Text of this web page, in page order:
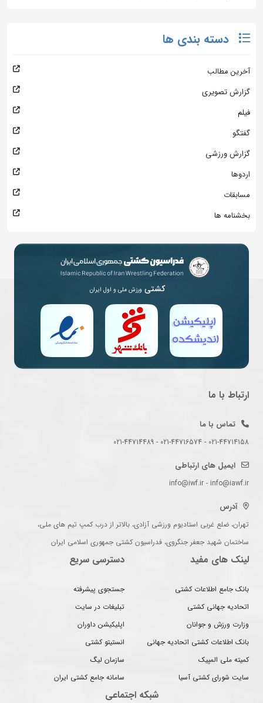
دسته بندی ها
آخرین مطالب
گزارش تصویری
فیلم
گفتگو
گزارش ورزشی
اردوها
مسابقات
بخشنامه ها
کشتی ورزش ملی و اول ایران
ارتباط با ما
تماس با ما
021-44714158 - 021-44716574 - 021-44714489
ایمیل های ارتباطی
info@iwf.ir - info@iawf.ir
آدرس
تهران، ضلع غربی استادیوم ورزشی آزادی، بالاتر از درب کمپ تیم های ملی،
ساختمان شهید جعفر جنگروی، فدراسیون کشتی جمهوری اسلامی ایران
لینک های مفید
بانک جامع اطلاعات کشتی
اتحادیه جهانی کشتی
وزارت ورزش و جوانان
بانک اطلاعات کشتی اتحادیه جهانی
کمیته ملی المپیک
سایت شورای کشتی آسیا
دسترسی سریع
جستجوی پیشرفته
تبلیغات در سایت
اپلیکیشن داوران
انستیتو کشتی
سازمان لیگ
سامانه جامع کشتی ایران
شبکه اجتماعی